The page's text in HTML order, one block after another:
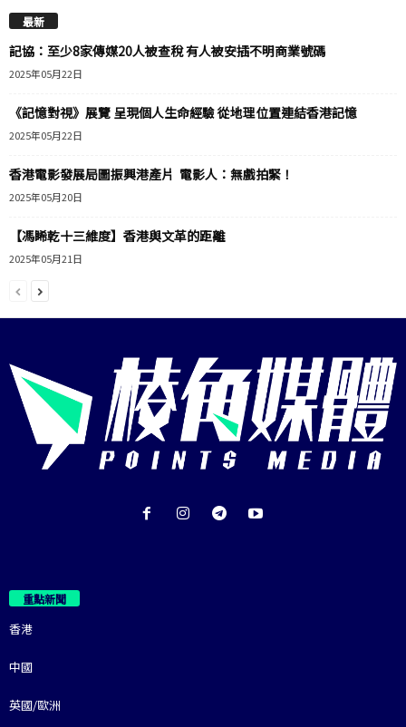
最新
記協：至少8家傳媒20人被查稅 有人被安插不明商業號碼
2025年05月22日
《記憶對視》展覽 呈現個人生命經驗 從地理位置連結香港記憶
2025年05月22日
香港電影發展局圖振興港產片 電影人：無戲拍緊！
2025年05月20日
【馮睎乾十三維度】香港與文革的距離
2025年05月21日
重點新聞
香港
中國
英國/歐洲